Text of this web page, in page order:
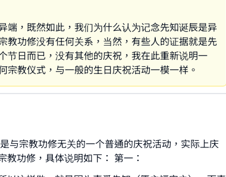
端，既然如此，我们为什么认为记念先知诞辰是异
教功修没有任何关系，当然，有些人的证据就是先
节日而已，没有其他的庆祝，我在此重新说明一
宗教仪式，与一般的生日庆祝活动一模一样。
与宗教功修无关的一个普通的庆祝活动，实际上庆
教功修，具体说明如下： 第一：